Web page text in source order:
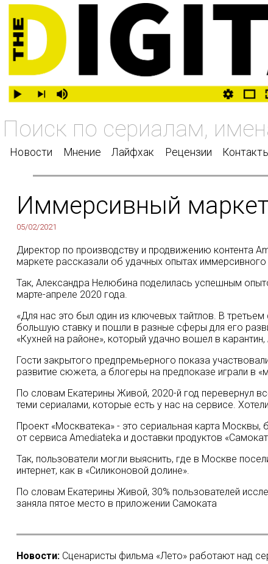
Новости Мнение Лайфхак Рецензии
Иммерсивный
05/02/2021
Директор по производству и продвижению контента
маркете рассказали об удачных опытах
Так, Александра Нелюбина поделилась успешным
марте-апреле 2020 года.
«Для нас это был один из ключевых тайтлов. В
большую ставку и пошли в разные сферы для его
«Кухней на районе», который удачно вошел в
Гости закрытого предпремьерного показа
развитие сюжета, а блогеры на предпоказе играли в
По словам Екатерины Живой, 2020-й год перевернул
теми сериалами, которые есть у нас на сервисе.
Проект «Москватека» - это сериальная карта
от сервиса Amediateka и доставки продуктов
Так, пользователи могли выяснить, где в Москве
интернет, как в «Силиконовой долине».
По словам Екатерины Живой, 30% пользователей
заняла пятое место в приложении Самоката
Новости:Сценаристы фильма «Лето» работают над